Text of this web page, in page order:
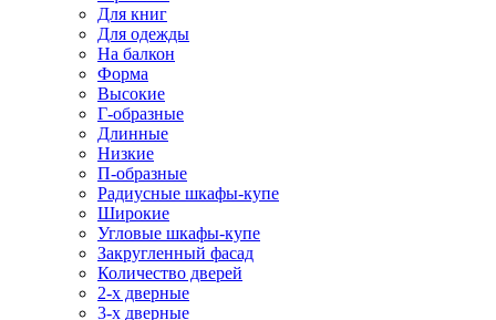
Для книг
Для одежды
На балкон
Форма
Высокие
Г-образные
Длинные
Низкие
П-образные
Радиусные шкафы-купе
Широкие
Угловые шкафы-купе
Закругленный фасад
Количество дверей
2-х дверные
3-х дверные